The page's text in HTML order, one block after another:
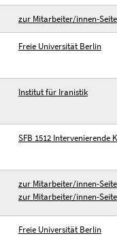
zur Mitarbeiter/innen-Seite
Freie Universität Berlin
Institut für Iranistik
SFB 1512 Intervenierende
zur Mitarbeiter/innen-Seite
zur Mitarbeiter/innen-Seite
Freie Universität Berlin